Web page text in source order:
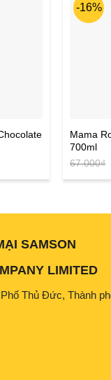
-16%
Mama
700ml
67.000₫
SAMSON
LIMITED
Thủ Đức, Thành